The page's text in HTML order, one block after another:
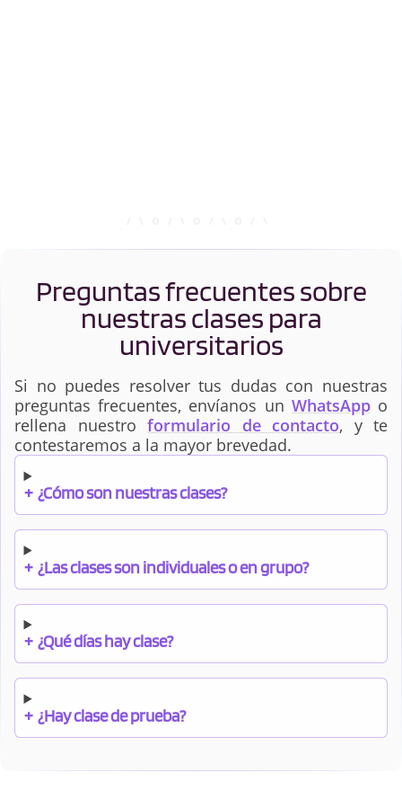
Preguntas frecuentes sobre
nuestras clases para
universitarios
Si no puedes resolver tus dudas con nuestras
preguntas frecuentes, envíanos un WhatsAppo
rellena nuestro formulario de contacto, y te
contestaremos a la mayor brevedad.
+ ¿Cómo son nuestras clases?
+ ¿Las clases son individuales o en grupo?
+ ¿Qué días hay clase?
+ ¿Hay clase de prueba?